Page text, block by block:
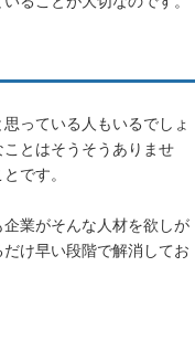
っている人もいるでしょ
とはそうそうありませ
です。
業がそんな人材を欲しが
け早い段階で解消してお